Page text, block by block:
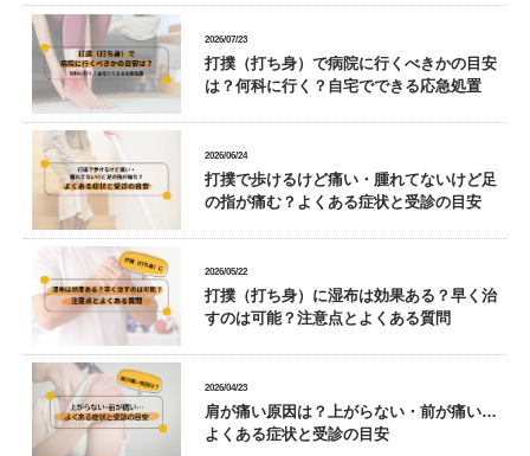
2026/07/23
打撲（打ち身）で病院に行くべきかの目安
は？何科に行く？自宅でできる応急処置
2026/06/24
打撲で歩けるけど痛い・腫れてないけど足
の指が痛む？よくある症状と受診の目安
2026/05/22
打撲（打ち身）に湿布は効果ある？早く治
すのは可能？注意点とよくある質問
2026/04/23
肩が痛い原因は？上がらない・前が痛い…
よくある症状と受診の目安